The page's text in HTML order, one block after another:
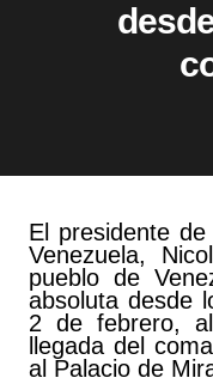
El presidente
Venezuela,
pueblo de
absoluta desde
2 de febrero,
llegada del
al Palacio de